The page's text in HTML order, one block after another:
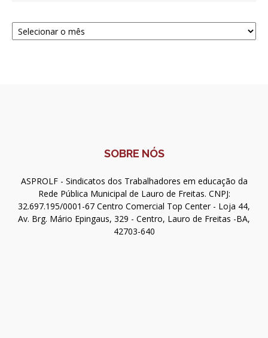
Navegue
SOBRE NÓS
ASPROLF - Sindicatos dos Trabalhadores em educação da
Rede Pública Municipal de Lauro de Freitas. CNPJ:
32.697.195/0001-67 Centro Comercial Top Center - Loja 44,
Av. Brg. Mário Epingaus, 329 - Centro, Lauro de Freitas -BA,
42703-640